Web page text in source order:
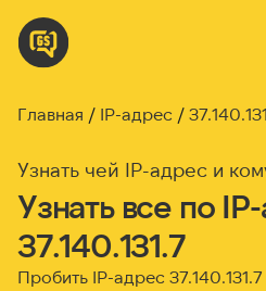
Главная IP-адрес
Узнать чей IP-адрес и
Узнать все по
37.140.131.7
Пробить IP-адрес 37.140.131.7